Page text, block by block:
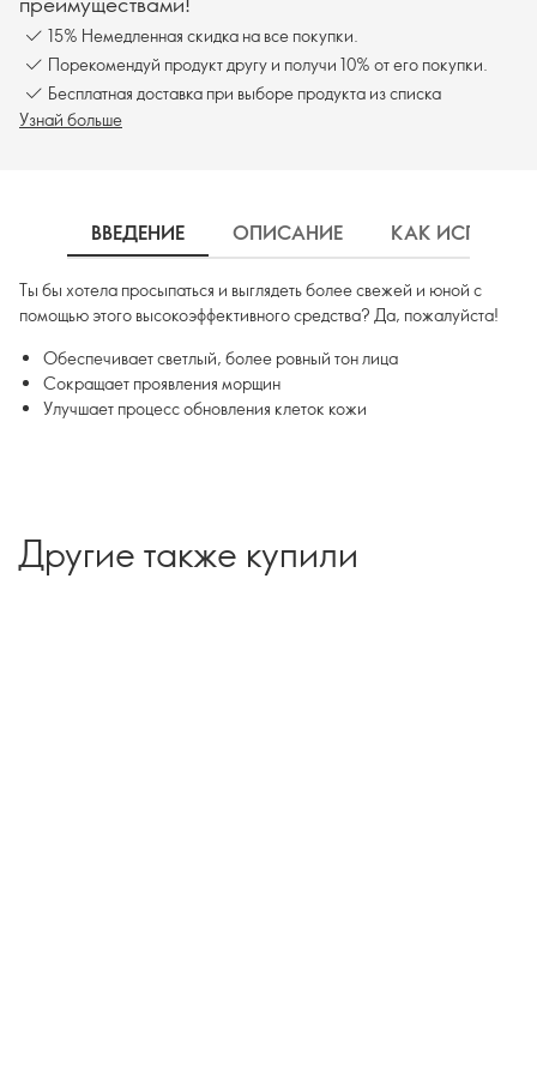
15% Немедленная скидка на все покупки.
Порекомендуй продукт другу и получи 10% от его покупки.
Бесплатная доставка при выборе продукта из списка
Узнай больше
ВВЕДЕНИЕ ОПИСАНИЕ КАК
Ты бы хотела просыпаться и выглядеть более свежей и юной с
помощью этого высокоэффективного средства? Да, пожалуйста!
Обеспечивает светлый, более ровный тон лица
Сокращает проявления морщин
Улучшает процесс обновления клеток кожи
Другие также купили